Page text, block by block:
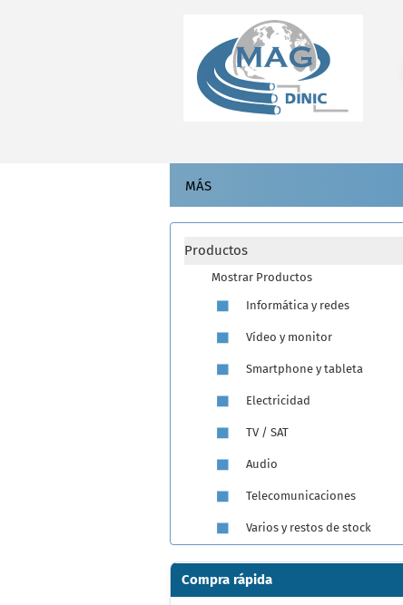
MÁS
Productos
Mostrar Productos
Informática y redes
Vídeo y monitor
Smartphone y tableta
Electricidad
TV / SAT
Audio
Telecomunicaciones
Varios y restos de stock
Compra rápida